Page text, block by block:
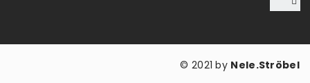
© 2021 by Nele.Ströbel